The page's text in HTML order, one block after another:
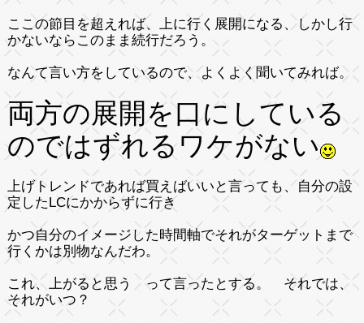
ここの節目を超えれば、上に行く展開になる、しかし行
かないならこのまま続行だろう。
なんて言い方をしているので、よくよく聞いてみれば。
両方の展開を口にしている
のではずれるワケがない
上げトレンドであれば買えばいいと言っても、自分の設
定したLCにかからずに行き
かつ自分のイメージした時間軸でそれがターゲットまで
行くかは別物なんだわ。
これ、上がると思う って言ったとする。 それでは、
それがいつ？